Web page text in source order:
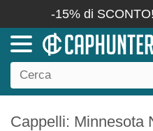
-15% di SCONTO!
Cappelli: Minnesota